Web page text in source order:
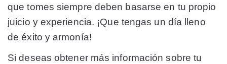
que tomes siempre deben basarse en tu propio
juicio y experiencia. ¡Que tengas un día lleno
de éxito y armonía!
Si deseas obtener más información sobre tu